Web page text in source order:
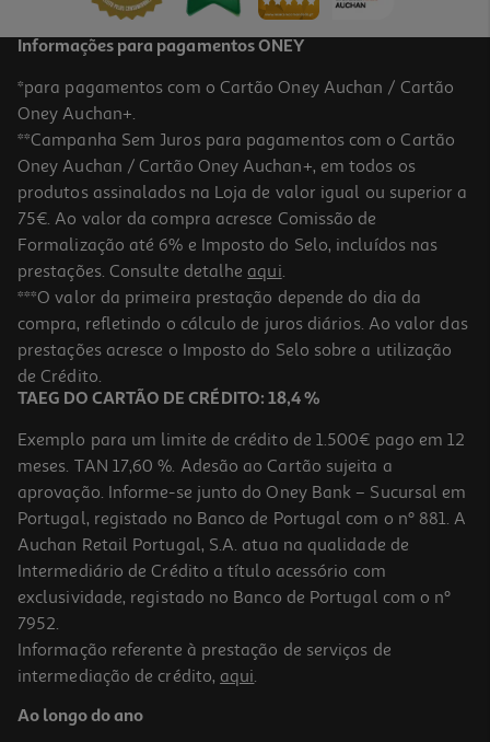
Informações para pagamentos ONEY
*para pagamentos com o Cartão Oney Auchan / Cartão
Oney Auchan+.
**Campanha Sem Juros para pagamentos com o Cartão
Oney Auchan / Cartão Oney Auchan+, em todos os
produtos assinalados na Loja de valor igual ou superior a
75€. Ao valor da compra acresce Comissão de
Formalização até 6% e Imposto do Selo, incluídos nas
prestações. Consulte detalhe aqui.
***O valor da primeira prestação depende do dia da
compra, refletindo o cálculo de juros diários. Ao valor das
prestações acresce o Imposto do Selo sobre a utilização
de Crédito.
TAEG DO CARTÃO DE CRÉDITO: 18,4 %
Exemplo para um limite de crédito de 1.500€ pago em 12
meses. TAN 17,60 %. Adesão ao Cartão sujeita a
aprovação. Informe-se junto do Oney Bank – Sucursal em
Portugal, registado no Banco de Portugal com o nº 881. A
Auchan Retail Portugal, S.A. atua na qualidade de
Intermediário de Crédito a título acessório com
exclusividade, registado no Banco de Portugal com o nº
7952.
Informação referente à prestação de serviços de
intermediação de crédito, aqui.
Ao longo do ano